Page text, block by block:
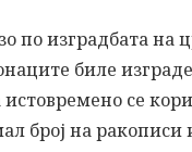
по изградбата на
биле
истовремено се
број на ракописи